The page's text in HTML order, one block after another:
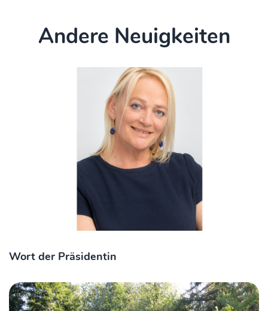
Andere Neuigkeiten
Wort der Präsidentin